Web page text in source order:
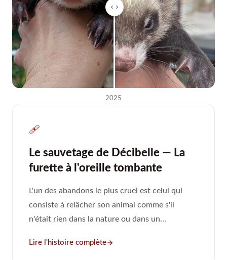
2025
🩹
Le sauvetage de Décibelle — La
furette à l'oreille tombante
L'un des abandons le plus cruel est celui qui
consiste à relâcher son animal comme s'il
n'était rien dans la nature ou dans un
Lire l'histoire complète